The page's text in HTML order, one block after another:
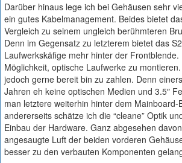
Darüber hinaus lege ich bei Gehäusen sehr
ein gutes Kabelmanagement. Beides bietet
Vergleich zu seinem ungleich berühmteren
Denn im Gegensatz zu letzterem bietet das
Laufwerkskäfige mehr hinter der Frontblende.
Möglichkeit, optische Laufwerke zu
jedoch gerne bereit bin zu zahlen. Denn
Jahren eh keine optischen Medien und 3.5″
man letztere weiterhin hinter dem Mainboard-
andererseits schätze ich die “cleane” Optik
Einbau der Hardware. Ganz abgesehen
angesaugte Luft der beiden vorderen
besser zu den verbauten Komponenten